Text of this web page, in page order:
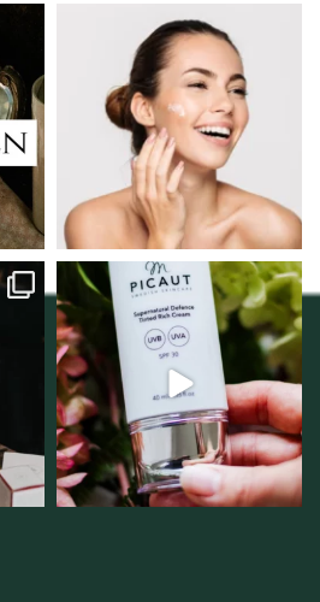
Behandlingserbjudande
februari-mars!
Vi...
0
Njut av solens härliga
strålar men skydda dig...
12 1